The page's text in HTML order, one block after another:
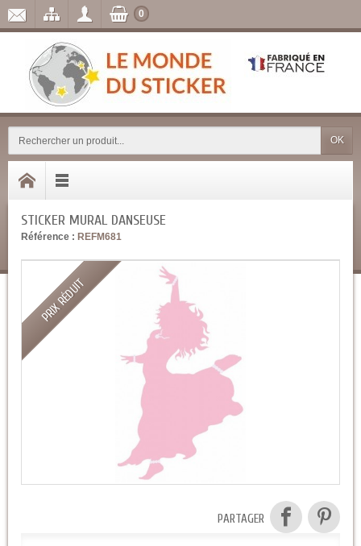
OK
0
STICKER MURAL DANSEUSE
Référence : REFM681
PRIX RÉDUIT
PARTAGER